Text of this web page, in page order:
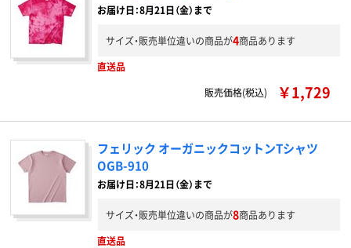
お届け日：8月21日（金）まで
サイズ・販売単位違いの商品が4商品あります
直送品
販売価格(税込)
￥1,729
フェリック オーガニックコットンTシャツ
OGB-910
お届け日：8月21日（金）まで
サイズ・販売単位違いの商品が8商品あります
直送品